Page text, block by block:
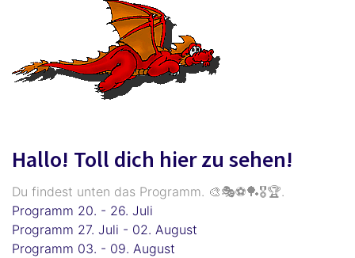
Hallo! Toll dich hier zu sehen!
Du findest unten das Programm. 🎨🎭⚽🏓🎖️🏆.
Programm 20. - 26. Juli
Programm 27. Juli - 02. August
Programm 03. - 09. August